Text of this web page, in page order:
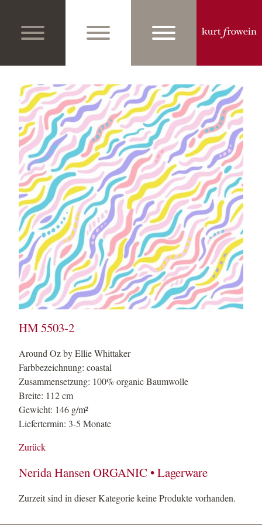
HM 5503-2
Around Oz by Ellie Whittaker
Farbbezeichnung: coastal
Zusammensetzung: 100% organic Baumwolle
Breite: 112 cm
Gewicht: 146 g/m²
Liefertermin: 3-5 Monate
Zurück
Nerida Hansen ORGANIC • Lagerware
Zurzeit sind in dieser Kategorie keine Produkte vorhanden.